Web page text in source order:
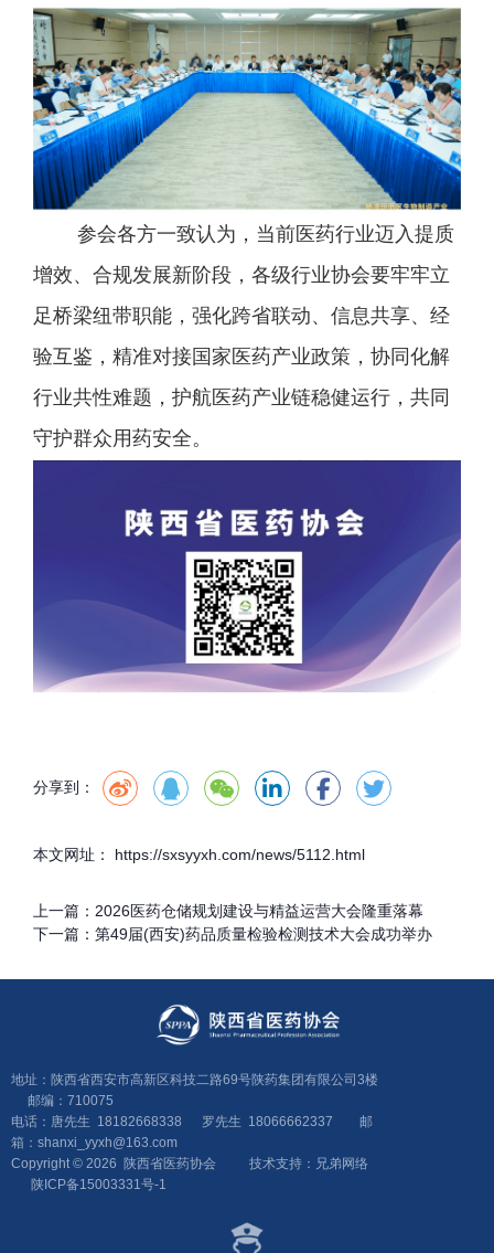
参会各方一致认为，当前医药行业迈入提质
增效、合规发展新阶段，各级行业协会要牢牢立
足桥梁纽带职能，强化跨省联动、信息共享、经
验互鉴，精准对接国家医药产业政策，协同化解
行业共性难题，护航医药产业链稳健运行，共同
守护群众用药安全。
分享到：
本文网址： https://sxsyyxh.com/news/5112.html
上一篇： 2026医药仓储规划建设与精益运营大会隆重落幕
下一篇： 第49届(西安)药品质量检验检测技术大会成功举办
地址：陕西省西安市高新区科技二路69号陕药集团有限公司3楼
邮编：710075
电话：唐先生 18182668338 罗先生 18066662337 邮
箱：shanxi_yyxh@163.com
Copyright © 2026 陕西省医药协会 技术支持：兄弟网络
陕ICP备15003331号-1